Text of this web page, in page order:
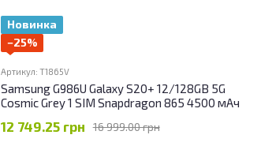
Новинка
−25%
Артикул: T1865V
Samsung G986U Galaxy S20+ 12/128GB 5G
Cosmic Grey 1 SIM Snapdragon 865 4500 мАч
16 999.00 грн
12 749.25 грн